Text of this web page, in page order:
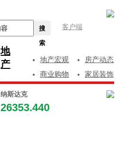
客户端
搜
索
地
产
地产宏观
房产动态
商业购物
家居装饰
纳斯达克
26353.440